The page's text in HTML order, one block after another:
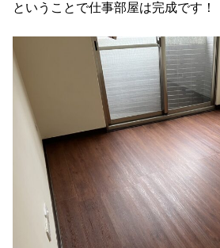
ということで仕事部屋は完成です！